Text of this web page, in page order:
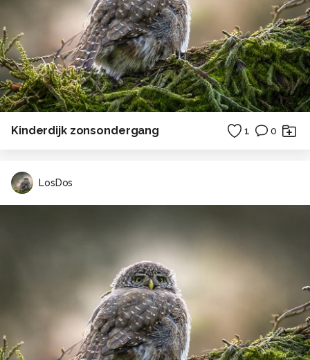
Kinderdijk zonsondergang 1 0
LosDos